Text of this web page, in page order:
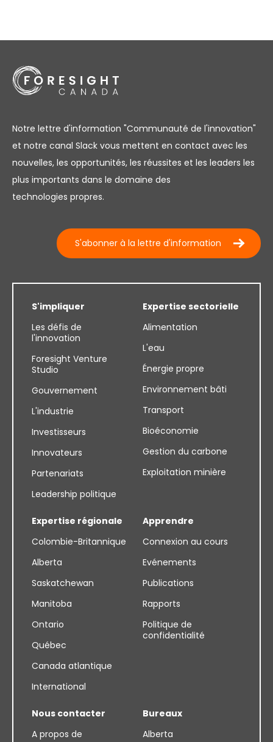
Notre lettre d'information "Communauté de l'innovation"
et notre canal Slack vous mettent en contact avec les
nouvelles, les opportunités, les réussites et les leaders les
plus importants dans le domaine des
technologies propres.
S'abonner à la lettre d'information
S'impliquer
Les défis de
l'innovation
Foresight Venture
Studio
Gouvernement
L'industrie
Investisseurs
Innovateurs
Partenariats
Leadership politique
Expertise sectorielle
Alimentation
L'eau
Énergie propre
Environnement bâti
Transport
Bioéconomie
Gestion du carbone
Exploitation minière
Expertise régionale
Colombie-Britannique
Alberta
Saskatchewan
Manitoba
Ontario
Québec
Canada atlantique
International
Apprendre
Connexion au cours
Evénements
Publications
Rapports
Politique de
confidentialité
Nous contacter
A propos de
Bureaux
Alberta